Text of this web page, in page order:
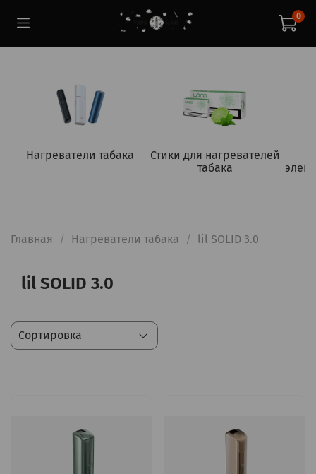
0
Нагреватели табака
Стики для нагревателей
табака
Главная Нагреватели табака lil SOLID 3.0
lil SOLID 3.0